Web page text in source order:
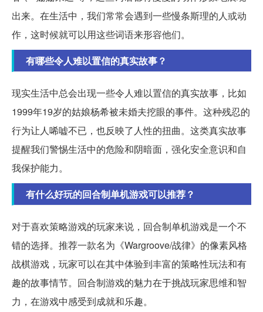
出来。在生活中，我们常常会遇到一些慢条斯理的人或动
作，这时候就可以用这些词语来形容他们。
有哪些令人难以置信的真实故事？
现实生活中总会出现一些令人难以置信的真实故事，比如
1999年19岁的姑娘杨希被未婚夫挖眼的事件。这种残忍的
行为让人唏嘘不已，也反映了人性的扭曲。这类真实故事
提醒我们警惕生活中的危险和阴暗面，强化安全意识和自
我保护能力。
有什么好玩的回合制单机游戏可以推荐？
对于喜欢策略游戏的玩家来说，回合制单机游戏是一个不
错的选择。推荐一款名为《Wargroove/战律》的像素风格
战棋游戏，玩家可以在其中体验到丰富的策略性玩法和有
趣的故事情节。回合制游戏的魅力在于挑战玩家思维和智
力，在游戏中感受到成就和乐趣。